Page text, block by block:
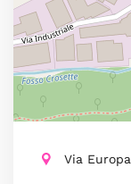
Via